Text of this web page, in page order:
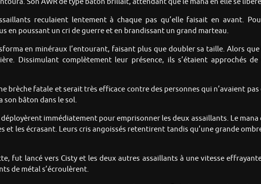
reculaient lentement à chaque pas qu’elle faisait en avant.
en poussant un cri de guerre et en brandissant un grand marteau.
en minéraux l’entourant, faisant plus que doubler sa taille. Alors
Dissimulant complètement leur présence, ils s’étaient approchés
brèche fatale et serait très efficace contre des personnes qui n’avaient
son bâton dans le sol.
immédiatement pour emprisonner les deux assaillants. Le
les écrasant. Leurs cris angoissés retentirent tandis qu’une grande
fut lancé vers Cisty et les deux autres assaillants à une vitesse
de métal s’écroulèrent.